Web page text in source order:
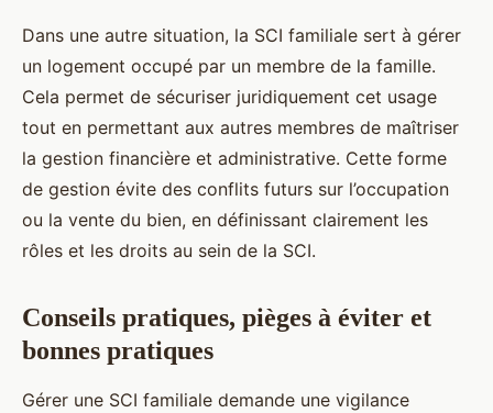
Dans une autre situation, la SCI familiale sert à gérer
un logement occupé par un membre de la famille.
Cela permet de sécuriser juridiquement cet usage
tout en permettant aux autres membres de maîtriser
la gestion financière et administrative. Cette forme
de gestion évite des conflits futurs sur l’occupation
ou la vente du bien, en définissant clairement les
rôles et les droits au sein de la SCI.
Conseils pratiques, pièges à éviter et
bonnes pratiques
Gérer une SCI familiale demande une vigilance